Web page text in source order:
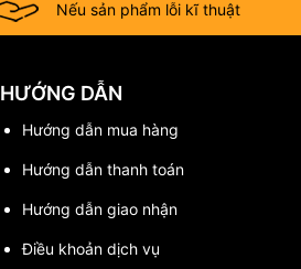
Nếu sản phẩm lỗi kĩ thuật
HƯỚNG DẪN
Hướng dẫn mua hàng
Hướng dẫn thanh toán
Hướng dẫn giao nhận
Điều khoản dịch vụ